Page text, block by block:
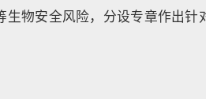
生物安全风险，分设专章作出